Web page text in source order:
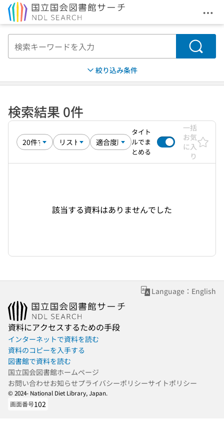
メ
検索
絞り込み条件
検索結果 0件
タイト
ルでま
とめる
一括
お気
に入
り
該当する資料はありませんでした
Language：English
資料にアクセスするための手段
インターネットで資料を読む
資料のコピーを入手する
図書館で資料を読む
国立国会図書館ホームページ
お問い合わせお知らせプライバシーポリシーサイトポリシー
© 2024- National Diet Library, Japan.
画面番号102